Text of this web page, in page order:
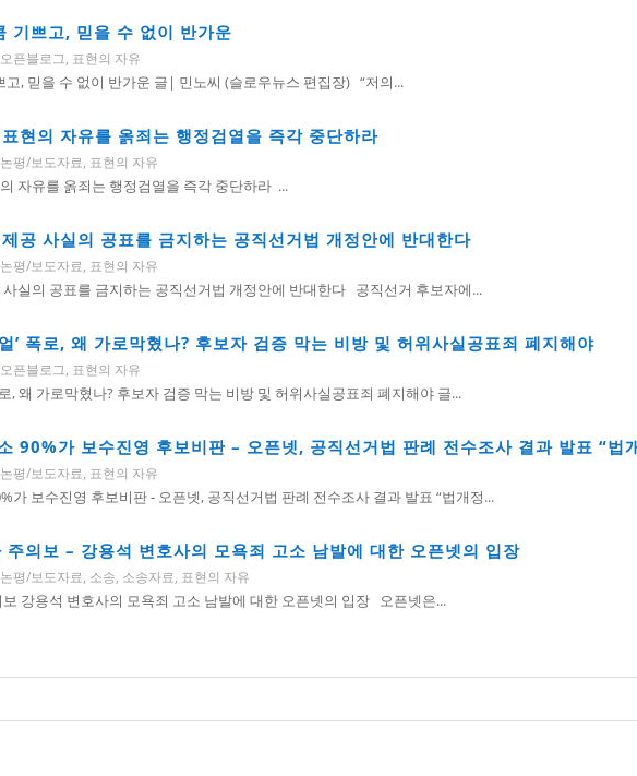
기쁘고, 믿을 수 없이 반가운
오픈블로그, 표현의 자유
고, 믿을 수 없이 반가운 글| 민노씨 (슬로우뉴스 편집장) “저의...
현의 자유를 옭죄는 행정검열을 즉각 중단하라
논평/보도자료, 표현의 자유
자유를 옭죄는 행정검열을 즉각 중단하라 ...
공 사실의 공표를 금지하는 공직선거법 개정안에 반대한다
논평/보도자료, 표현의 자유
실의 공표를 금지하는 공직선거법 개정안에 반대한다 공직선거 후보자에...
’ 폭로, 왜 가로막혔나? 후보자 검증 막는 비방 및 허위사실공표죄 폐지해야
오픈블로그, 표현의 자유
, 왜 가로막혔나? 후보자 검증 막는 비방 및 허위사실공표죄 폐지해야 글...
90%가 보수진영 후보비판 – 오픈넷, 공직선거법 판례 전수조사 결과 발표 “법
논평/보도자료, 표현의 자유
가 보수진영 후보비판 - 오픈넷, 공직선거법 판례 전수조사 결과 발표 “법개정...
주의보 – 강용석 변호사의 모욕죄 고소 남발에 대한 오픈넷의 입장
논평/보도자료, 소송, 소송자료, 표현의 자유
강용석 변호사의 모욕죄 고소 남발에 대한 오픈넷의 입장 오픈넷은...